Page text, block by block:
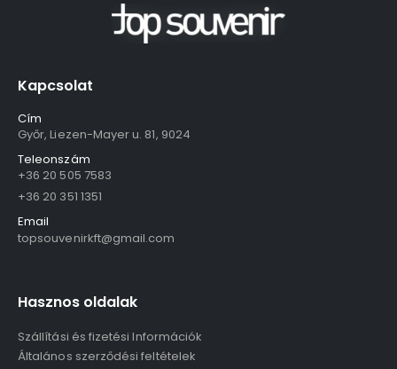
Kapcsolat
Cím
Győr, Liezen-Mayer u. 81, 9024
Teleonszám
+36 20 505 7583
+36 20 351 1351
Email
topsouvenirkft@gmail.com
Hasznos oldalak
Szállítási és fizetési Információk
Általános szerződési feltételek